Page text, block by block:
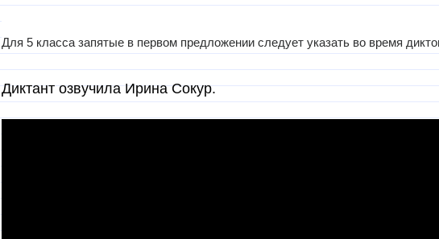
Для 5 класса запятые в первом предложении следует указать во время
Диктант озвучила Ирина Сокур.